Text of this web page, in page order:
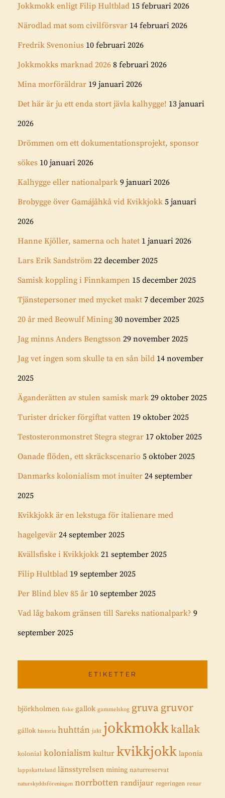
Jokkmokk enligt Filip Hultblad 15 februari 2026
Närodlad mat som civilförsvar 14 februari 2026
Fredrik Svenonius 10 februari 2026
Jokkmokks marknad 2026 8 februari 2026
Mina morföräldrar 19 januari 2026
Det här är ju ett enda stort jävla kalhygge! 13 januari
2026
Drömmen om ett dokumentationsprojekt, sponsor
sökes 10 januari 2026
Kalhygge eller nationalpark 9 januari 2026
Brobygge över Gamájåhkå vid Kvikkjokk 5 januari
2026
Hanne Kjöller, samerna och hatet 1 januari 2026
Lars Erik Sandström 22 december 2025
Samisk koppling i Finnkampen 15 december 2025
Tjänstepersoner med mycket makt 7 december 2025
20 år med Beowulf Mining 30 november 2025
Jag minns Anders Bengtsson 29 november 2025
Jag vet ingen som skulle ta en sån bild 14 november
2025
Äganderätten av stulen samisk mark 29 oktober 2025
Turister dricker förgiftat vatten 19 oktober 2025
Testosteronmonstret Stegra stegrar 17 oktober 2025
Oanade flöden, ett skräckscenario 5 oktober 2025
Danmarks kolonialism mot inuiter 24 september
2025
Kvikkjokk är en lekstuga för italienare med
hagelgevär 24 september 2025
Kvällsfiske i Kvikkjokk 21 september 2025
Filip Hultblad 19 september 2025
Per Blind blev 85 år 10 september 2025
Vad låg bakom gränsen till Sareks nationalpark? 9
september 2025
ETIKETTER
björkholmen fiske gallok gammelskog gruvagruvor
gállok historia huhttán jakt jokkmokkkallak
kolonial kolonialism kultur kvikkjokk laponia
lappskatteland länsstyrelsen mining naturreservat
naturskyddsföreningen norrbotten randijaur regeringen renar